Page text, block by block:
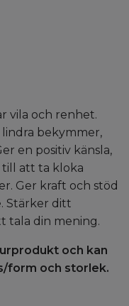
vila och renhet.
bekymmer,
en positiv känsla,
att ta kloka
Ger kraft och stöd
Stärker ditt
tala din mening.
och kan
form och storlek.